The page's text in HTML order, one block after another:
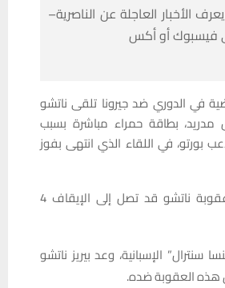
الأخبار العاجلة عن الناصرية–
فيسبوك أو أكس
في الدوري ضد جيرونا تلقى ناتشو
مدريد، بطاقة حمراء مباشرة بسبب
بورتو، في اللقاء الذي انتهى بفوز
وذكرت تقارير بأن عقوبة ناتشو قد تصل إلى الإيقاف 4
سنترال” الإسبانية، وعد بيريز ناتشو
هذه العقوبة ضده.